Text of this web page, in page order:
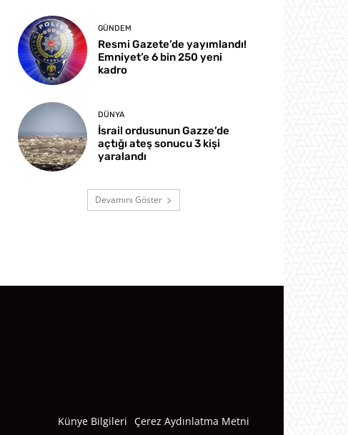
GÜNDEM
Resmi Gazete’de yayımlandı!
Emniyet’e 6 bin 250 yeni
kadro
DÜNYA
İsrail ordusunun Gazze’de
açtığı ateş sonucu 3 kişi
yaralandı
Devamını Göster
Künye Bilgileri Çerez Aydınlatma Metni